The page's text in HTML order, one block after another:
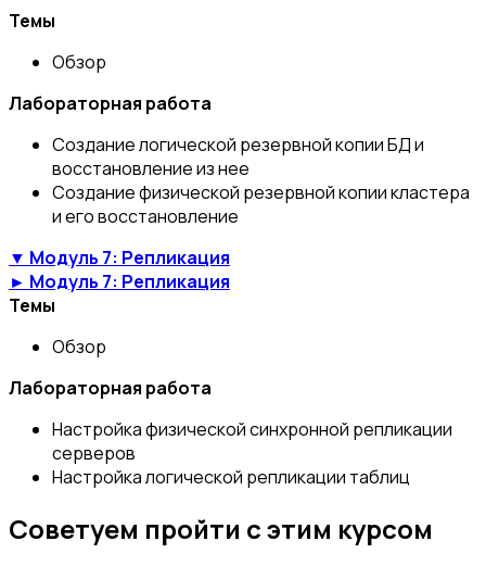
Темы
Обзор
Лабораторная работа
Создание логической резервной копии БД и
восстановление из нее
Создание физической резервной копии кластера
и его восстановление
▼ Модуль 7: Репликация
► Модуль 7: Репликация
Темы
Обзор
Лабораторная работа
Настройка физической синхронной репликации
серверов
Настройка логической репликации таблиц
Советуем пройти с этим курсом